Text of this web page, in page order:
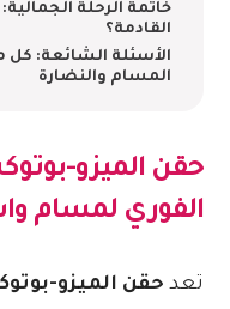
خاتمة الرحلة
القادمة؟
الأسئلة الشائعة:
المسام والنضارة
حقن الميزو-
الفوري لمسام
تعد حقن الميزو-